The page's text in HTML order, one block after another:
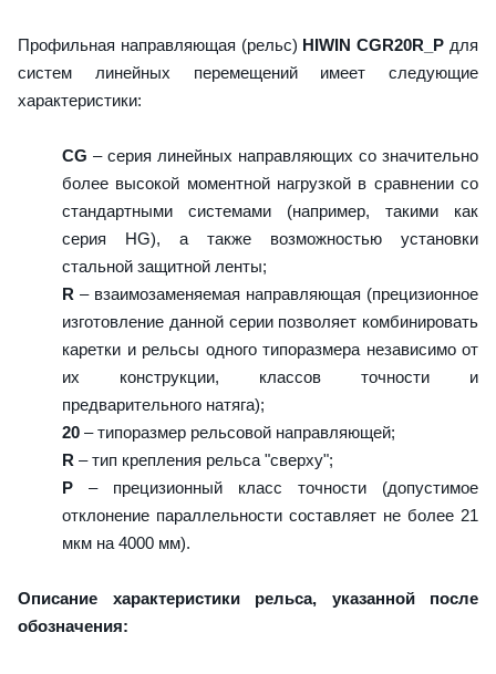
Профильная направляющая (рельс) HIWIN CGR20R_P для
систем линейных перемещений имеет следующие
характеристики:
CG – серия линейных направляющих со значительно
более высокой моментной нагрузкой в сравнении со
стандартными системами (например, такими как
серия HG), а также возможностью установки
стальной защитной ленты;
R – взаимозаменяемая направляющая (прецизионное
изготовление данной серии позволяет комбинировать
каретки и рельсы одного типоразмера независимо от
их конструкции, классов точности и
предварительного натяга);
20 – типоразмер рельсовой направляющей;
R – тип крепления рельса "сверху";
P – прецизионный класс точности (допустимое
отклонение параллельности составляет не более 21
мкм на 4000 мм).
Описание характеристики рельса, указанной после
обозначения: